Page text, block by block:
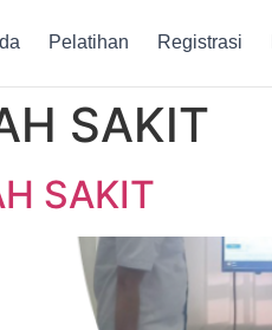
Pelatihan Registrasi
SAKIT
SAKIT